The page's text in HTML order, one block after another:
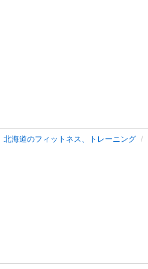
北海道のフィットネス、トレーニング